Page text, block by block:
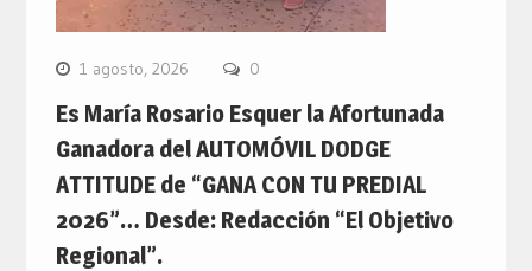
1 agosto, 2026 0
Es María Rosario Esquer la Afortunada
Ganadora del AUTOMÓVIL DODGE
ATTITUDE de “GANA CON TU PREDIAL
2026”… Desde: Redacción “El Objetivo
Regional”.